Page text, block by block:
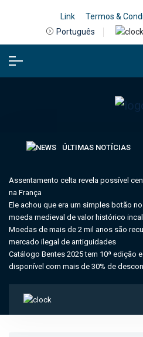
Link Termos &
Português
ÚLTIMAS NOTÍCIAS
Assentamento celta revela possível
na França
Ele achou que era um simples botão
moeda medieval de valor histórico
Moedas de mais de 2 mil anos são
mercado ilegal de antiguidades
Catálogo Bentes 2025 tem 10ª edição
disponível com mais de 30% de